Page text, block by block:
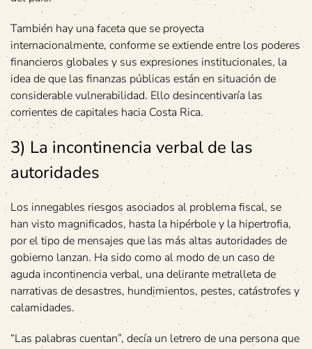
También hay una faceta que se proyecta
internacionalmente, conforme se extiende entre los poderes
financieros globales y sus expresiones institucionales, la
idea de que las finanzas públicas están en situación de
considerable vulnerabilidad. Ello desincentivaría las
corrientes de capitales hacia Costa Rica.
3) La incontinencia verbal de las
autoridades
Los innegables riesgos asociados al problema fiscal, se
han visto magnificados, hasta la hipérbole y la hipertrofia,
por el tipo de mensajes que las más altas autoridades de
gobierno lanzan. Ha sido como al modo de un caso de
aguda incontinencia verbal, una delirante metralleta de
narrativas de desastres, hundimientos, pestes, catástrofes y
calamidades.
“Las palabras cuentan”, decía un letrero de una persona que